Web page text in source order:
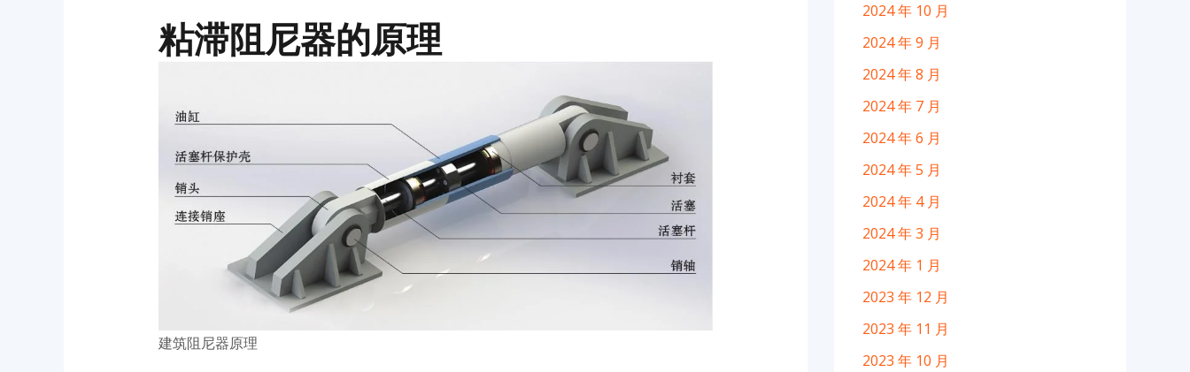
粘滞阻尼器的原理
建筑阻尼器原理
2024 年 10 月
2024 年 9 月
2024 年 8 月
2024 年 7 月
2024 年 6 月
2024 年 5 月
2024 年 4 月
2024 年 3 月
2024 年 1 月
2023 年 12 月
2023 年 11 月
2023 年 10 月